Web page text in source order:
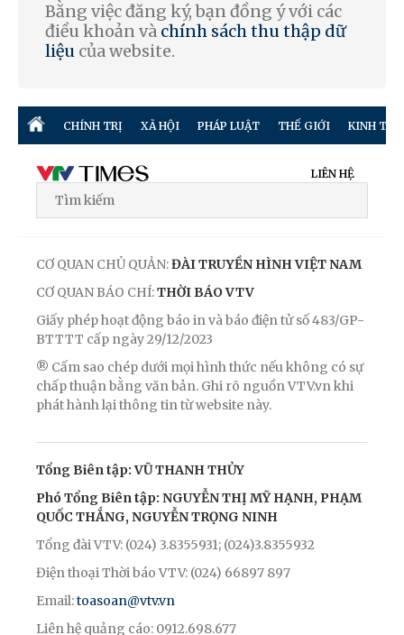
Bằng việc đăng ký, bạn đồng ý với các
điều khoản và chính sách thu thập dữ
liệu của website.
CHÍNH TRỊ XÃ HỘI PHÁP LUẬT THẾ GIỚI KINH TẾ
LIÊN HỆ
CƠ QUAN CHỦ QUẢN:ĐÀI TRUYỀN HÌNH VIỆT NAM
CƠ QUAN BÁO CHÍ:THỜI BÁO VTV
Giấy phép hoạt động báo in và báo điện tử số 483/GP-
BTTTT cấp ngày 29/12/2023
® Cấm sao chép dưới mọi hình thức nếu không có sự
chấp thuận bằng văn bản. Ghi rõ nguồn VTV.vn khi
phát hành lại thông tin từ website này.
Tổng Biên tập: VŨ THANH THỦY
Phó Tổng Biên tập: NGUYỄN THỊ MỸ HẠNH, PHẠM
QUỐC THẮNG, NGUYỄN TRỌNG NINH
Tổng đài VTV: (024) 3.8355931; (024)3.8355932
Điện thoại Thời báo VTV: (024) 66897 897
Email:toasoan@vtv.vn
Liên hệ quảng cáo: 0912.698.677